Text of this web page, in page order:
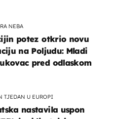
NEBA
potez otkrio novu
na Poljudu: Mladi
pred odlaskom
TJEDAN U EUROPI
nastavila uspon